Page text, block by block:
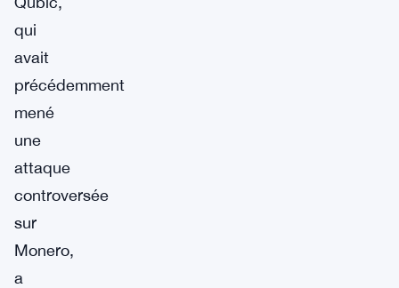
qui
avait
précédemment
mené
une
attaque
controversée
sur
Monero,
a